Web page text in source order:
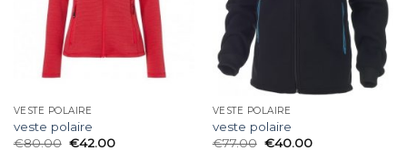
VESTE POLAIRE
veste polaire
€80.00 €42.00
VESTE POLAIRE
veste polaire
€77.00 €40.00